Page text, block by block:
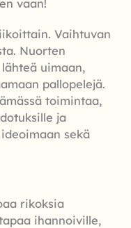
vaan!
Vaihtuvan
Nuorten
uimaan,
pallopelejä.
toimintaa,
ja
sekä
rikoksia
ihannoiville,